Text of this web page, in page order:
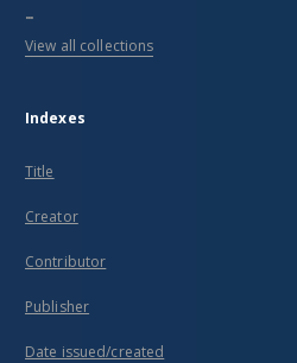
...
View all collections
Indexes
Title
Creator
Contributor
Publisher
Date issued/created